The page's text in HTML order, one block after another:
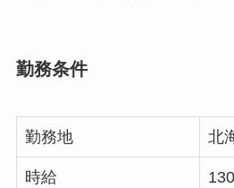
勤務条件
勤務地 北
時給